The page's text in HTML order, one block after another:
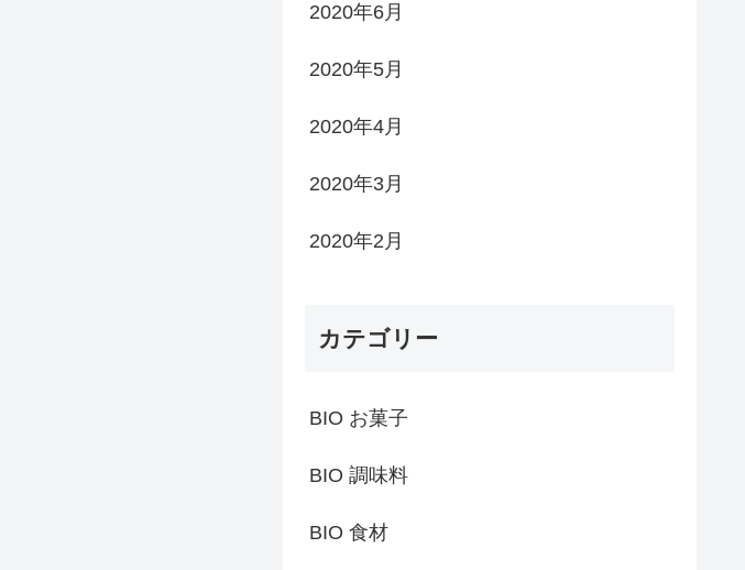
2020年6月
2020年5月
2020年4月
2020年3月
2020年2月
カテゴリー
BIO お菓子
BIO 調味料
BIO 食材